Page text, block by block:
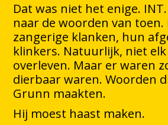
Dat was niet het enige.
naar de woorden van toen.
zangerige klanken, hun
klinkers. Natuurlijk, niet
overleven. Maar er waren
dierbaar waren. Woorden
Grunn maakten.
Hij moest haast maken.